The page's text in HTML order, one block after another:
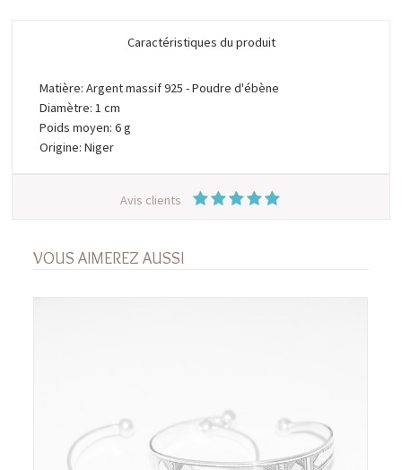
Caractéristiques du produit
Matière: Argent massif 925 - Poudre d'ébène
Diamètre: 1 cm
Poids moyen: 6 g
Origine: Niger
Avis clients
VOUS AIMEREZ AUSSI